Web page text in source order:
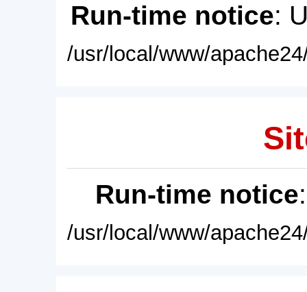
Run-time notice:
/usr/local/www/
Run-time notice
/usr/local/www/